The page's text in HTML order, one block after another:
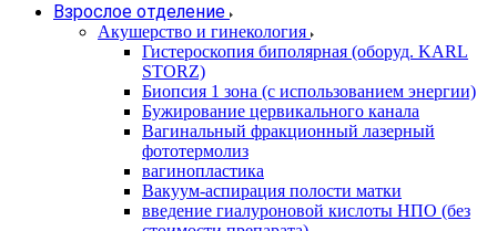
Взрослое отделение
Акушерство и гинекология
Гистероскопия биполярная (оборуд. KARL
STORZ)
Биопсия 1 зона (с использованием энергии)
Бужирование цервикального канала
Вагинальный фракционный лазерный
фототермолиз
вагинопластика
Вакуум-аспирация полости матки
введение гиалуроновой кислоты НПО (без